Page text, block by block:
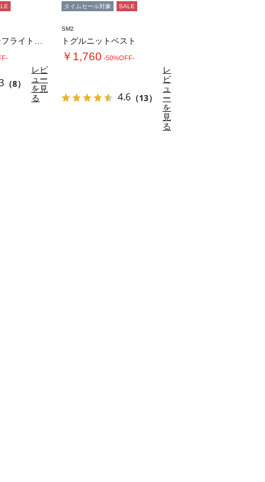
（8）
レビ
ュー
を見
る
タイムセール対象 SALE
SM2
トグルニットベスト
￥1,760 -50%OFF-
4.6 （13）
レ
ビ
ュ
ー
を
見
る